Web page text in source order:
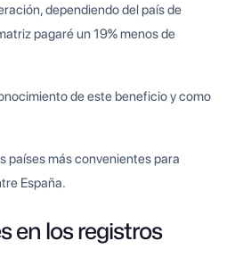
dependiendo del país de
pagaré un 19% menos de
de este beneficio y como
países más convenientes para
España.
en los registros